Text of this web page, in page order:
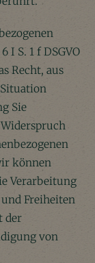
I S. 1 f DSGVO
Recht, aus
Sie
können
Verarbeitung
Freiheiten
der
von